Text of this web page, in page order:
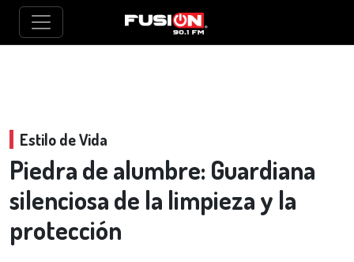
Estilo de Vida
Piedra de alumbre: Guardiana
silenciosa de la limpieza y la
protección